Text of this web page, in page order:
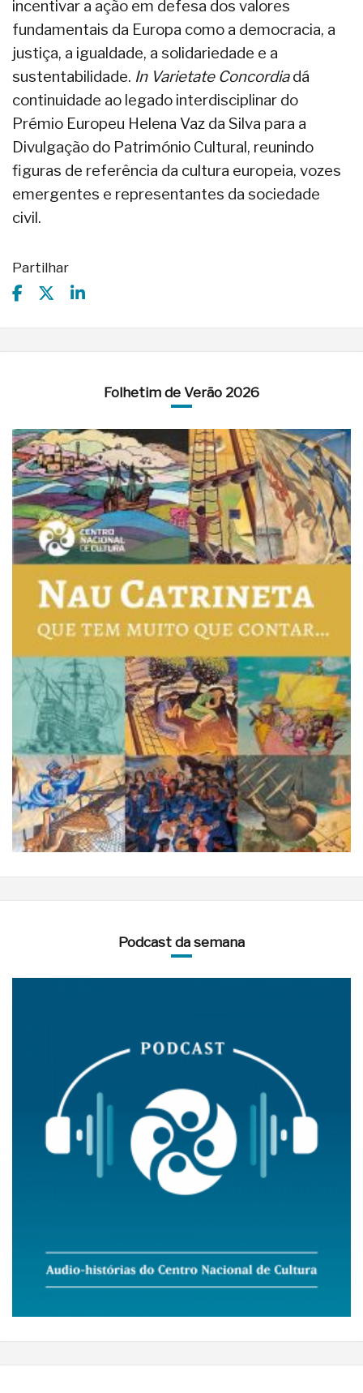
incentivar a ação em defesa dos valores
fundamentais da Europa como a democracia, a
justiça, a igualdade, a solidariedade e a
sustentabilidade. In Varietate Concordiadá
continuidade ao legado interdisciplinar do
Prémio Europeu Helena Vaz da Silva para a
Divulgação do Património Cultural, reunindo
figuras de referência da cultura europeia, vozes
emergentes e representantes da sociedade
civil.
Partilhar
Folhetim de Verão 2026
Podcast da semana